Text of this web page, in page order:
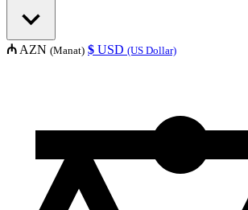
₼ AZN (Manat) $ USD (US Dollar)